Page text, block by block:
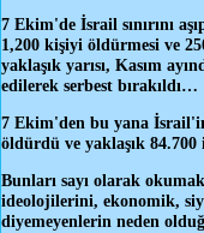
7 Ekim'de İsrail sınırını
1,200 kişiyi öldürmesi ve
yaklaşık yarısı, Kasım
edilerek serbest bırakıldı…
7 Ekim'den bu yana
öldürdü ve yaklaşık 84.700
Bunları sayı olarak
ideolojilerini, ekonomik,
diyemeyenlerin neden